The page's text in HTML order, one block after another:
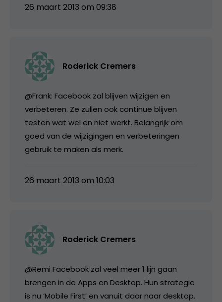
26 maart 2013 om 09:38
Roderick Cremers
@Frank: Facebook zal blijven wijzigen en
verbeteren. Ze zullen ook continue blijven
testen wat wel en niet werkt. Belangrijk om
goed van de wijzigingen en verbeteringen
gebruik te maken als merk.
26 maart 2013 om 10:03
Roderick Cremers
@Remi Facebook zal veel meer 1 lijn gaan
brengen in de Apps en Desktop. Hun strategie
is nu ‘Mobile First’ en vanuit daar naar desktop.